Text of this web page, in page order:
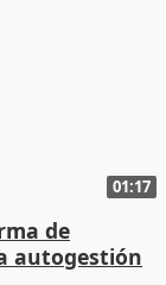
01:17
de
autogestión